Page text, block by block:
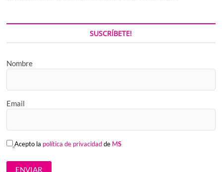
SUSCRÍBETE!
Nombre
Email
Acepto la política de privacidadde MS